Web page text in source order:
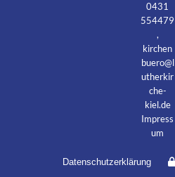
0431
554479
,
kirchen
buero@l
utherkir
che-
kiel.de
Impress
um
Datenschutzerklärung